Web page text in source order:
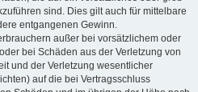
sind. Dies gilt auch für mittelbare
entgangenen Gewinn.
außer bei vorsätzlichem oder
bei Schäden aus der Verletzung von
und der Verletzung wesentlicher
auf die bei Vertragsschluss